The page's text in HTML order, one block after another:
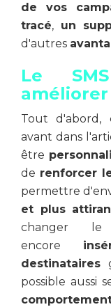
de vos
tracé, un
d'autres
Le
Tout d'abord,
avant dans
être
de renforcer
permettre
et plus
changer
encore
destinataires
possible aussi